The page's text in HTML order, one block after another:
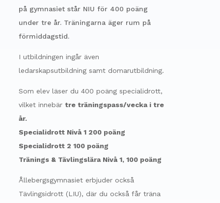
på gymnasiet står NIU för 400 poäng
under tre år. Träningarna äger rum på
förmiddagstid.
I utbildningen ingår även
ledarskapsutbildning samt domarutbildning.
Som elev läser du 400 poäng specialidrott,
vilket innebär tre träningspass/vecka i tre
år.
Specialidrott Nivå 1 200 poäng
Specialidrott 2 100 poäng
Tränings & Tävlingslära Nivå 1, 100 poäng
Ållebergsgymnasiet erbjuder också
Tävlingsidrott (LIU), där du också får träna